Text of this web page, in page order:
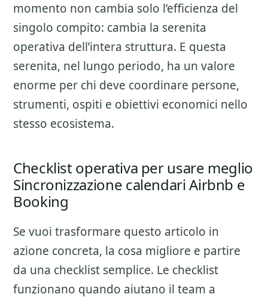
momento non cambia solo l’efficienza del
singolo compito: cambia la serenita
operativa dell’intera struttura. E questa
serenita, nel lungo periodo, ha un valore
enorme per chi deve coordinare persone,
strumenti, ospiti e obiettivi economici nello
stesso ecosistema.
Checklist operativa per usare meglio
Sincronizzazione calendari Airbnb e
Booking
Se vuoi trasformare questo articolo in
azione concreta, la cosa migliore e partire
da una checklist semplice. Le checklist
funzionano quando aiutano il team a